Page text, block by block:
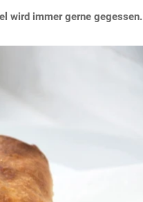
wird immer gerne gegessen.